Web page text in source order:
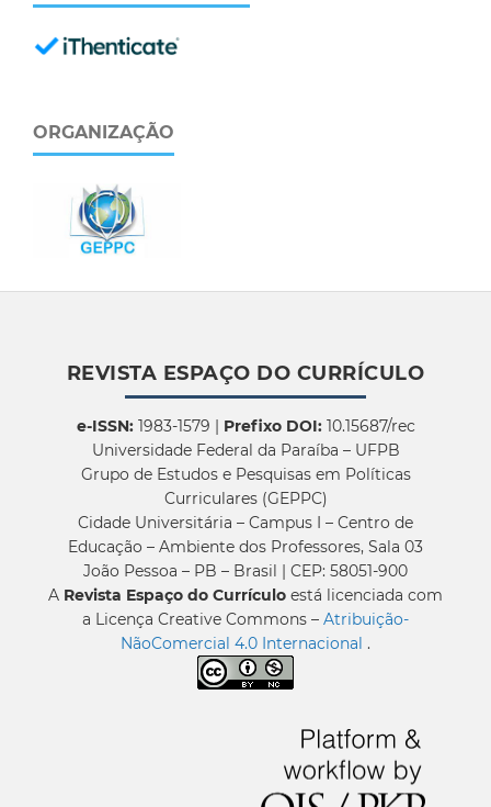
ORGANIZAÇÃO
REVISTA ESPAÇO DO CURRÍCULO
e-ISSN:1983-1579 | Prefixo DOI:10.15687/rec
Universidade Federal da Paraíba – UFPB
Grupo de Estudos e Pesquisas em Políticas
Curriculares (GEPPC)
Cidade Universitária – Campus I – Centro de
Educação – Ambiente dos Professores, Sala 03
João Pessoa – PB – Brasil | CEP: 58051-900
A Revista Espaço do Currículo está licenciada com
a Licença Creative Commons – Atribuição-
NãoComercial 4.0 Internacional .